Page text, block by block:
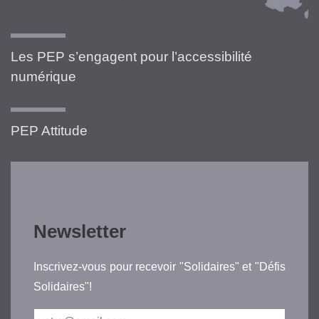
Les PEP s’engagent pour l’accessibilité
numérique
PEP Attitude
Newsletter
Inscrivez-vous pour recevoir "Solidaires" et "Défis
Solidaires"!